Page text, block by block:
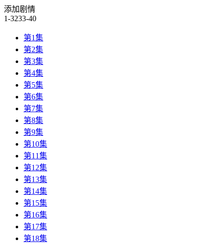
添加剧情
1-3233-40
第1集
第2集
第3集
第4集
第5集
第6集
第7集
第8集
第9集
第10集
第11集
第12集
第13集
第14集
第15集
第16集
第17集
第18集